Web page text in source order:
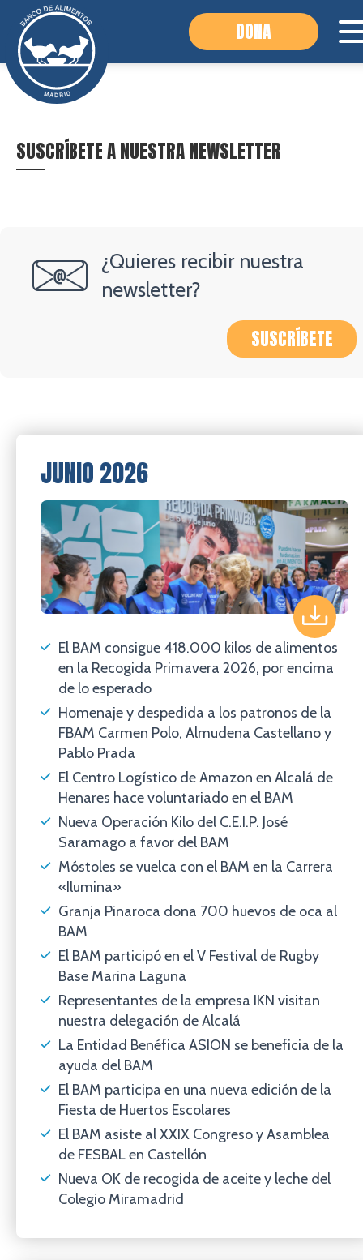
DONA
SUSCRÍBETE A NUESTRA NEWSLETTER
¿Quieres recibir nuestra
newsletter?
SUSCRÍBETE
JUNIO 2026
El BAM consigue 418.000 kilos de alimentos
en la Recogida Primavera 2026, por encima
de lo esperado
Homenaje y despedida a los patronos de la
FBAM Carmen Polo, Almudena Castellano y
Pablo Prada
El Centro Logístico de Amazon en Alcalá de
Henares hace voluntariado en el BAM
Nueva Operación Kilo del C.E.I.P. José
Saramago a favor del BAM
Móstoles se vuelca con el BAM en la Carrera
«Ilumina»
Granja Pinaroca dona 700 huevos de oca al
BAM
El BAM participó en el V Festival de Rugby
Base Marina Laguna
Representantes de la empresa IKN visitan
nuestra delegación de Alcalá
La Entidad Benéfica ASION se beneficia de la
ayuda del BAM
El BAM participa en una nueva edición de la
Fiesta de Huertos Escolares
El BAM asiste al XXIX Congreso y Asamblea
de FESBAL en Castellón
Nueva OK de recogida de aceite y leche del
Colegio Miramadrid